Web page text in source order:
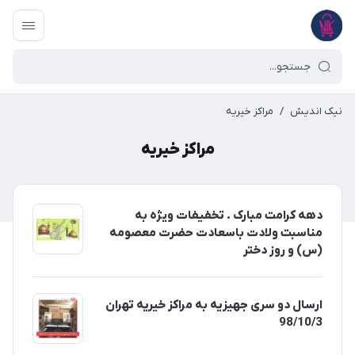
نیک اندیش / مراکز خیریه
مراکز خیریه
دهه کرامت مبارک . تخفیفات ویژه به
مناسبت ولادت باسعادت حضرت معصومه
(س) و روز دختر
ارسال دو سری جهیزیه به مراکز خیریه تهران
98/10/3